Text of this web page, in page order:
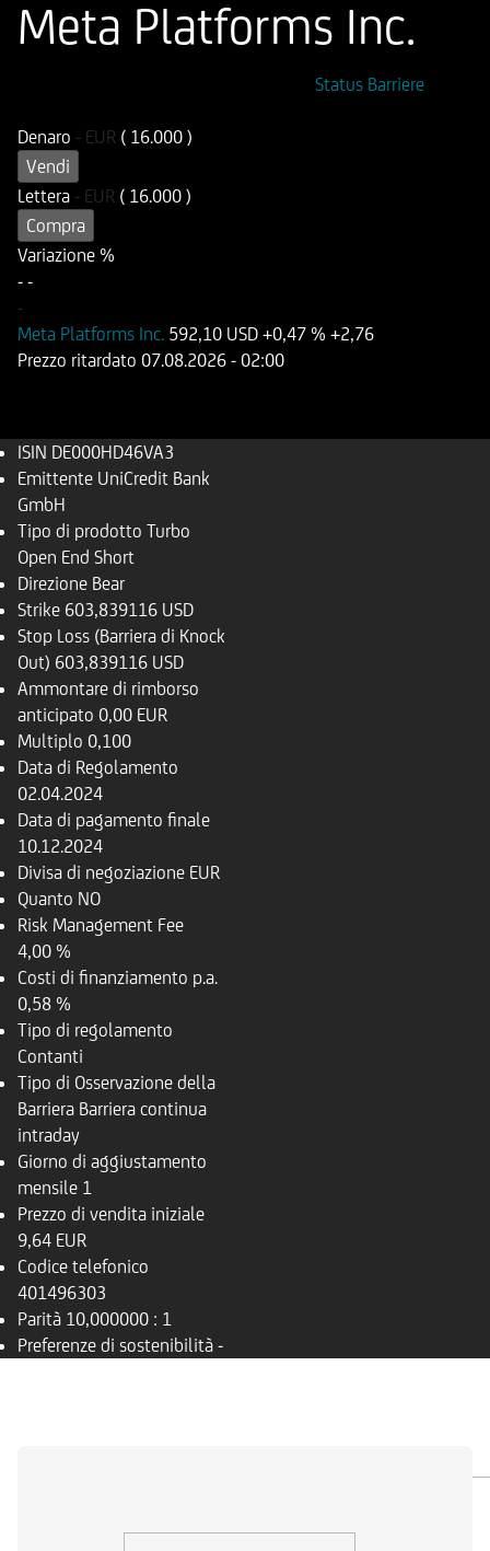
Meta Platforms Inc.
Status Barriere
Denaro - EUR ( 16.000 )
Vendi
Lettera - EUR ( 16.000 )
Compra
Variazione %
- -
-
Meta Platforms Inc. 592,10 USD +0,47 % +2,76
Prezzo ritardato 07.08.2026 - 02:00
ISIN DE000HD46VA3
Emittente UniCredit Bank
GmbH
Tipo di prodotto Turbo
Open End Short
Direzione Bear
Strike 603,839116 USD
Stop Loss (Barriera di Knock
Out) 603,839116 USD
Ammontare di rimborso
anticipato 0,00 EUR
Multiplo 0,100
Data di Regolamento
02.04.2024
Data di pagamento finale
10.12.2024
Divisa di negoziazione EUR
Quanto NO
Risk Management Fee
4,00 %
Costi di finanziamento p.a.
0,58 %
Tipo di regolamento
Contanti
Tipo di Osservazione della
Barriera Barriera continua
intraday
Giorno di aggiustamento
mensile 1
Prezzo di vendita iniziale
9,64 EUR
Codice telefonico
401496303
Parità 10,000000 : 1
Preferenze di sostenibilità -